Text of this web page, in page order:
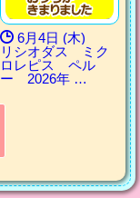
6月4日 (木)
リシオダス ミク
ロレピス ペル
ー 2026年 …